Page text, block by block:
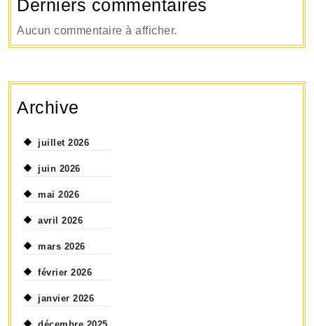
Derniers commentaires
Aucun commentaire à afficher.
Archive
juillet 2026
juin 2026
mai 2026
avril 2026
mars 2026
février 2026
janvier 2026